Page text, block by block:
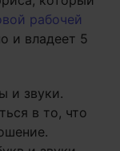
рабочей
и владеет 5
и звуки.
в то, что